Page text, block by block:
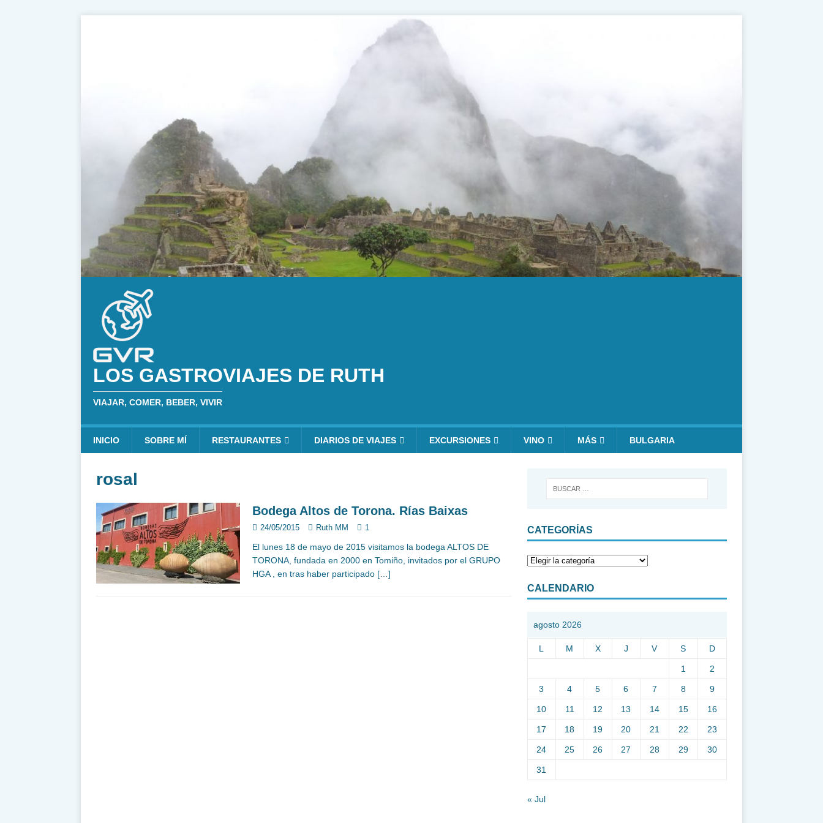
LOS GASTROVIAJES DE RUTH
VIAJAR, COMER, BEBER, VIVIR
INICIO SOBRE MÍ RESTAURANTES DIARIOS DE VIAJES EXCURSIONES VINO MÁS BULGARIA
rosal
Bodega Altos de Torona. Rías Baixas
24/05/2015 Ruth MM 1
El lunes 18 de mayo de 2015 visitamos la bodega ALTOS DE
TORONA, fundada en 2000 en Tomiño, invitados por el GRUPO
HGA , en tras haber participado […]
CATEGORÍAS
CALENDARIO
agosto 2026
L M X J V S D
1 2
3 4 5 6 7 8 9
10 11 12 13 14 15 16
17 18 19 20 21 22 23
24 25 26 27 28 29 30
31
« Jul